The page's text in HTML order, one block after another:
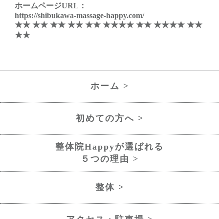
ホームページURL：
https://shibukawa-massage-happy.com/
★★ ★★ ★★ ★★ ★★ ★★★★ ★★ ★★★★ ★★
★★
ホーム >
初めての方へ >
整体院Happyが選ばれる
５つの理由 >
整体 >